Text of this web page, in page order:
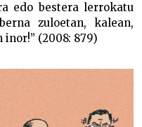
edo bestera lerrokatu
zuloetan, kalean,
(2008: 879)